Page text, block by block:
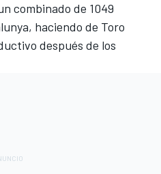
combinado de 1049
haciendo de Toro
después de los